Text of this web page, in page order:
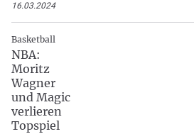
16.03.2024
Basketball
NBA:
Moritz
Wagner
und Magic
verlieren
Topspiel